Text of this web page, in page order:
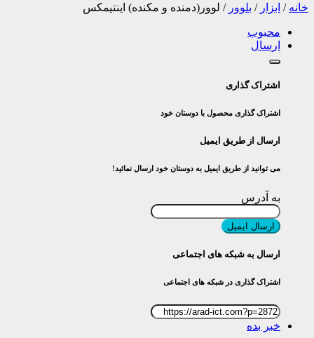
خانه / ابزار / بلوور / لوور(دمنده و مکنده) اینتیمکس
محبوب
ارسال
اشتراک گذاری
اشتراک گذاری محصول با دوستان خود
ارسال از طریق ایمیل
می توانید از طریق ایمیل به دوستان خود ارسال نمائید!
به آدرس
ارسال ایمیل
ارسال به شبکه های اجتماعی
اشتراک گذاری در شبکه های اجتماعی
خبر بده